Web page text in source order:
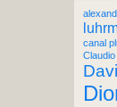
canal